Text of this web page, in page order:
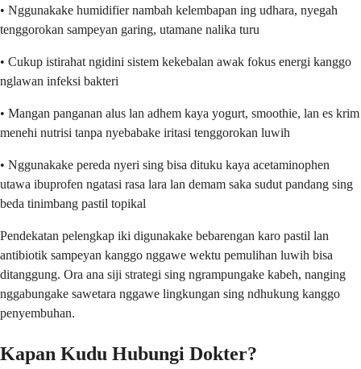
• Nggunakake humidifier nambah kelembapan ing udhara, nyegah
tenggorokan sampeyan garing, utamane nalika turu
• Cukup istirahat ngidini sistem kekebalan awak fokus energi kanggo
nglawan infeksi bakteri
• Mangan panganan alus lan adhem kaya yogurt, smoothie, lan es krim
menehi nutrisi tanpa nyebabake iritasi tenggorokan luwih
• Nggunakake pereda nyeri sing bisa dituku kaya acetaminophen
utawa ibuprofen ngatasi rasa lara lan demam saka sudut pandang sing
beda tinimbang pastil topikal
Pendekatan pelengkap iki digunakake bebarengan karo pastil lan
antibiotik sampeyan kanggo nggawe wektu pemulihan luwih bisa
ditanggung. Ora ana siji strategi sing ngrampungake kabeh, nanging
nggabungake sawetara nggawe lingkungan sing ndhukung kanggo
penyembuhan.
Kapan Kudu Hubungi Dokter?